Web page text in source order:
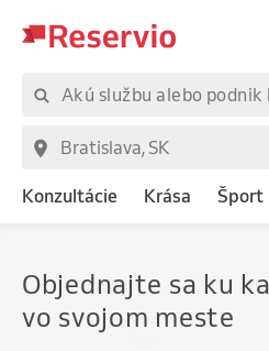
Konzultácie Krása Šport
Objednajte sa ku
vo svojom meste